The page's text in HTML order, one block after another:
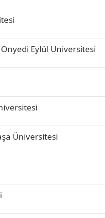
Onyedi Eylül Üniversitesi
Üniversitesi